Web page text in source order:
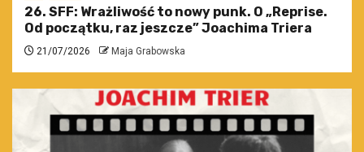
26. SFF: Wrażliwość to nowy punk. O „Reprise.
Od początku, raz jeszcze” Joachima Triera
21/07/2026 Maja Grabowska